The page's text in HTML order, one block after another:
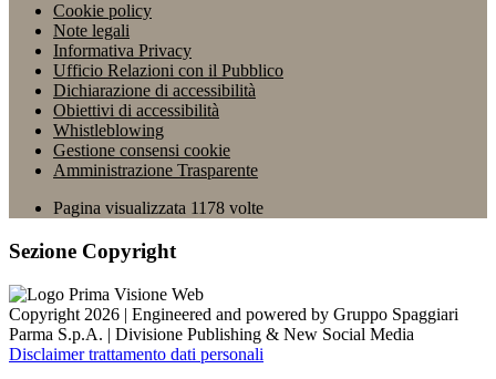
Cookie policy
Note legali
Informativa Privacy
Ufficio Relazioni con il Pubblico
Dichiarazione di accessibilità
Obiettivi di accessibilità
Whistleblowing
Gestione consensi cookie
Amministrazione Trasparente
Pagina visualizzata 1178 volte
Sezione Copyright
Copyright 2026 | Engineered and powered by Gruppo Spaggiari
Parma S.p.A. | Divisione Publishing & New Social Media
Disclaimer trattamento dati personali